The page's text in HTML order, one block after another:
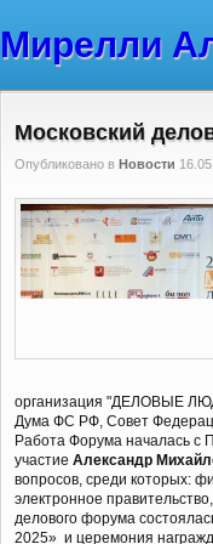
Мирелли
Московский
Опубликовано в Новости
организация "ДЕЛОВЫЕ
Дума ФС РФ, Совет
Работа Форума началась с
участие Александр
вопросов, среди которых:
электронное
делового форума
2025» и церемония